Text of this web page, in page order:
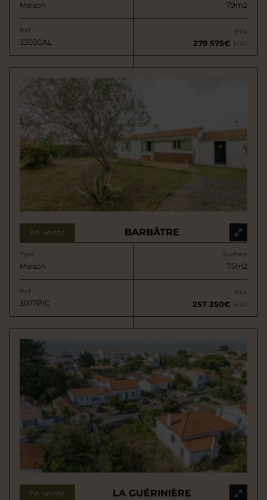
Maison 79m2
Ref
3303CAL
Prix
279 575€ HAI
En vente BARBÂTRE
Type
Maison
Surface
75m2
Ref
3077PIC
Prix
257 250€ HAI
En vente LA GUÉRINIÈRE